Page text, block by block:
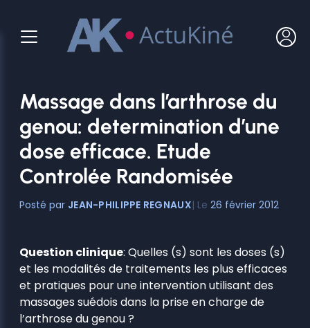
contenu
Massage dans l’arthrose du
genou: determination d’une
dose efficace. Etude
Controlée Randomisée
JEAN-PHILIPPE REGNAUX 26 février 2012
Question clinique: Quelles (s) sont les doses (s)
et les modalités de traitements les plus efficaces
et pratiques pour une intervention utilisant des
massages suédois dans la prise en charge de
l’arthrose du genou ?